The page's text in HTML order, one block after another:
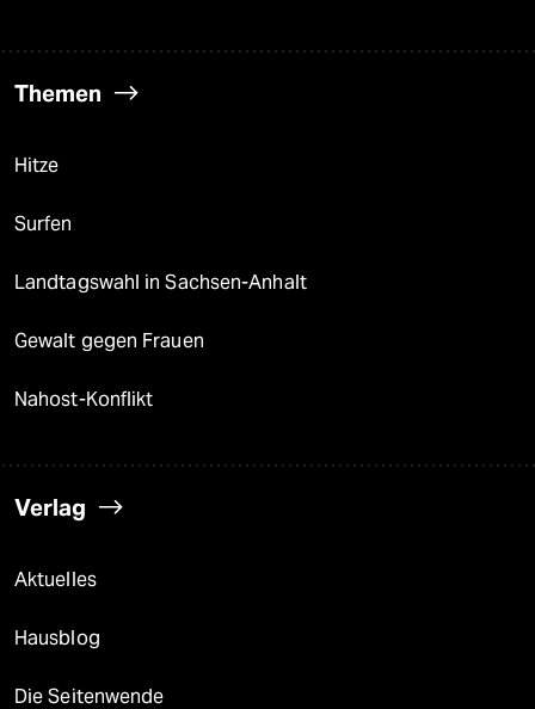
Themen
Hitze
Surfen
Landtagswahl in Sachsen-Anhalt
Gewalt gegen Frauen
Nahost-Konflikt
Verlag
Aktuelles
Hausblog
Die Seitenwende